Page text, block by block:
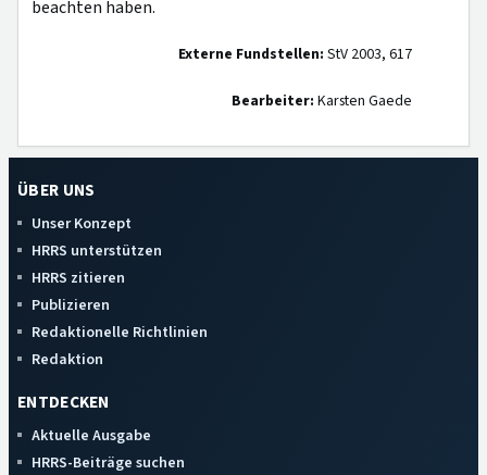
beachten haben.
Externe Fundstellen: StV 2003, 617
Bearbeiter: Karsten Gaede
ÜBER UNS
Unser Konzept
HRRS unterstützen
HRRS zitieren
Publizieren
Redaktionelle Richtlinien
Redaktion
ENTDECKEN
Aktuelle Ausgabe
HRRS-Beiträge suchen